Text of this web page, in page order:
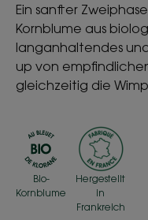
Ein sanfter
Kornblume aus
langanhaltendes
up von
gleichzeitig die
Bio-
Kornblume
Hergestellt
in
Frankreich